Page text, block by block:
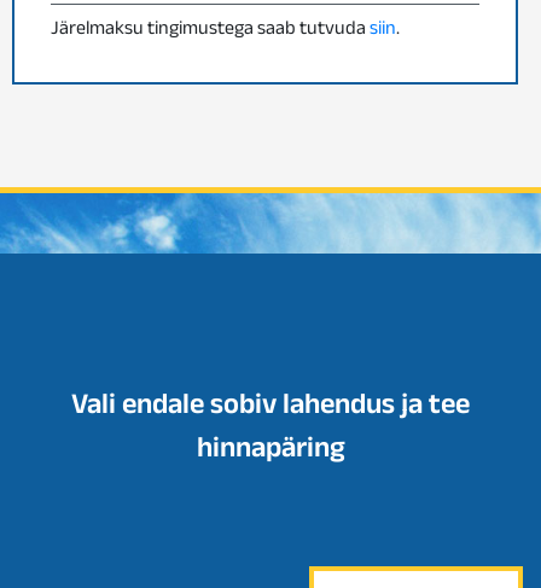
Järelmaksu tingimustega saab tutvudasiin.
Vali endale sobiv lahendus ja tee
hinnapäring